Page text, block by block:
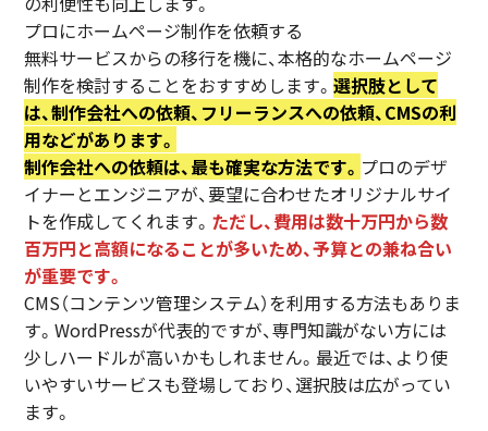
プロにホームページ制作を依頼する
無料サービスからの移行を機に、本格的なホームページ
制作を検討することをおすすめします。選択肢として
は、制作会社への依頼、フリーランスへの依頼、CMSの利
用などがあります。
制作会社への依頼は、最も確実な方法です。 プロのデザ
イナーとエンジニアが、要望に合わせたオリジナルサイ
トを作成してくれます。 ただし、費用は数十万円から数
百万円と高額になることが多いため、予算との兼ね合い
が重要です。
CMS（コンテンツ管理システム）を利用する方法もありま
す。WordPressが代表的ですが、専門知識がない方には
少しハードルが高いかもしれません。最近では、より使
いやすいサービスも登場しており、選択肢は広がってい
ます。